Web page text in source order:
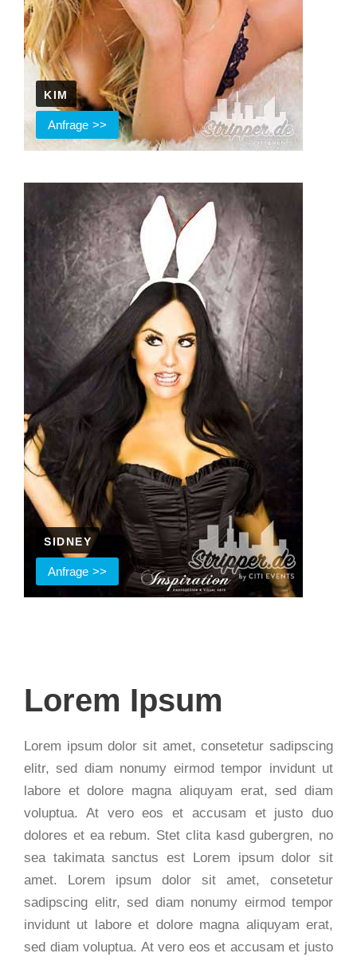
KIM
Anfrage
SIDNEY
Anfrage
Lorem Ipsum
Lorem ipsum dolor sit amet, consetetur sadipscing
elitr, sed diam nonumy eirmod tempor invidunt ut
labore et dolore magna aliquyam erat, sed diam
voluptua. At vero eos et accusam et justo duo
dolores et ea rebum. Stet clita kasd gubergren, no
sea takimata sanctus est Lorem ipsum dolor sit
amet. Lorem ipsum dolor sit amet, consetetur
sadipscing elitr, sed diam nonumy eirmod tempor
invidunt ut labore et dolore magna aliquyam erat,
sed diam voluptua. At vero eos et accusam et justo